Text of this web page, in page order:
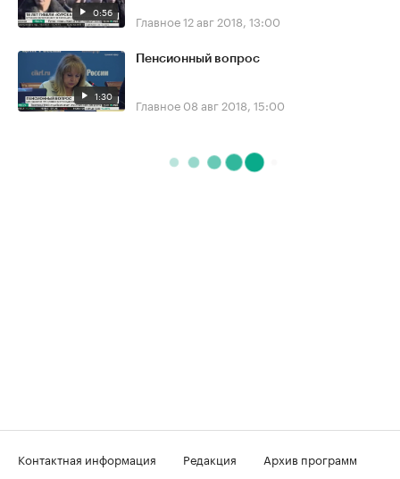
0:56 Главное12 авг 2018, 13:00
1:30
Пенсионный вопрос
Главное 08 авг 2018, 15:00
Контактная информация Редакция
Архив программ